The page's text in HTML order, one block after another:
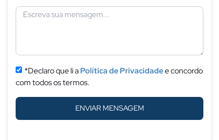
*Declaro que li aPolítica de Privacidadee concordo
com todos os termos.
ENVIAR MENSAGEM